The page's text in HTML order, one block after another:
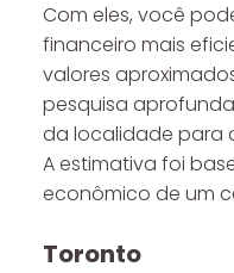
Com eles, você
financeiro mais
valores
pesquisa
da localidade para
A estimativa foi
econômico de um
Toronto